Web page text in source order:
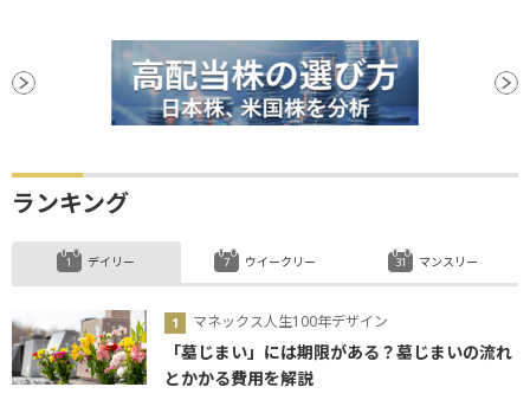
ランキング
デイリー
マネックス人生100年デザイン
「墓じまい」には期限がある？墓じまいの流れ
とかかる費用を解説
ウイークリー マンスリー